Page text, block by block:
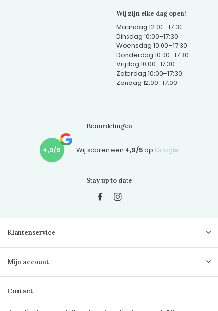
Wij zijn elke dag open!
Maandag 12:00–17:30
Dinsdag 10:00–17:30
Woensdag 10:00–17:30
Donderdag 10:00–17:30
Vrijdag 10:00–17:30
Zaterdag 10:00–17:30
Zondag 12:00–17:00
Beoordelingen
4,9/5 Wij scoren een 4,9/5 op Google
Stay up to date
Klantenservice
Mijn account
Contact